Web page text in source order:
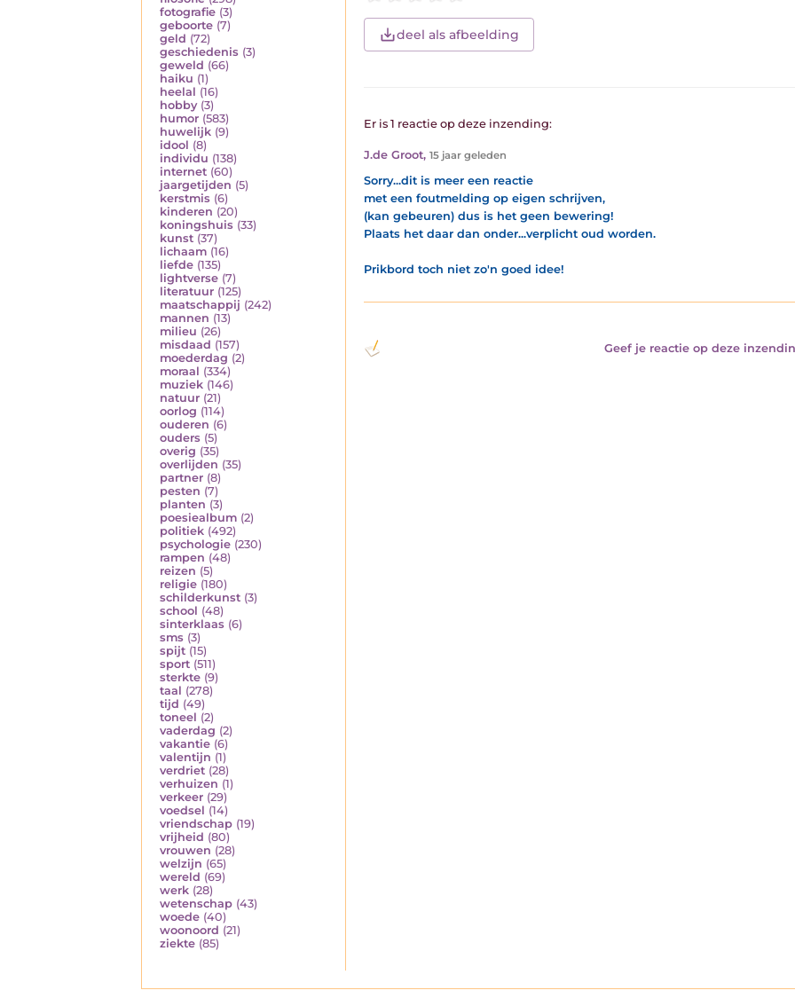
fotografie (3)
geboorte (7)
geld (72)
geschiedenis (3)
geweld (66)
haiku (1)
heelal (16)
hobby (3)
humor (583)
huwelijk (9)
idool (8)
individu (138)
internet (60)
jaargetijden (5)
kerstmis (6)
kinderen (20)
koningshuis (33)
kunst (37)
lichaam (16)
liefde (135)
lightverse (7)
literatuur (125)
maatschappij (242)
mannen (13)
milieu (26)
misdaad (157)
moederdag (2)
moraal (334)
muziek (146)
natuur (21)
oorlog (114)
ouderen (6)
ouders (5)
overig (35)
overlijden (35)
partner (8)
pesten (7)
planten (3)
poesiealbum (2)
politiek (492)
psychologie (230)
rampen (48)
reizen (5)
religie (180)
schilderkunst (3)
school (48)
sinterklaas (6)
sms (3)
spijt (15)
sport (511)
sterkte (9)
taal (278)
tijd (49)
toneel (2)
vaderdag (2)
vakantie (6)
valentijn (1)
verdriet (28)
verhuizen (1)
verkeer (29)
voedsel (14)
vriendschap (19)
vrijheid (80)
vrouwen (28)
welzijn (65)
wereld (69)
werk (28)
wetenschap (43)
woede (40)
woonoord (21)
ziekte (85)
deel als afbeelding
Er is 1 reactie op deze inzending:
J.de Groot, 15 jaar geleden
Sorry...dit is meer een reactie
met een foutmelding op eigen schrijven,
(kan gebeuren) dus is het geen bewering!
Plaats het daar dan onder...verplicht oud worden.
Prikbord toch niet zo'n goed idee!
Geef je reactie op deze